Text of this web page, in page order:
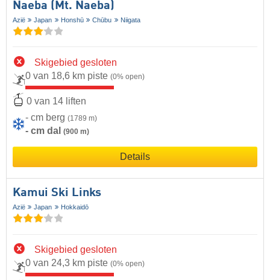
Naeba (Mt. Naeba)
Azië Japan Honshū Chūbu Niigata
Skigebied gesloten
0 van 18,6 km piste (0% open)
0 van 14 liften
- cm berg (1789 m)
- cm dal (900 m)
Details
Kamui Ski Links
Azië Japan Hokkaidō
Skigebied gesloten
0 van 24,3 km piste (0% open)